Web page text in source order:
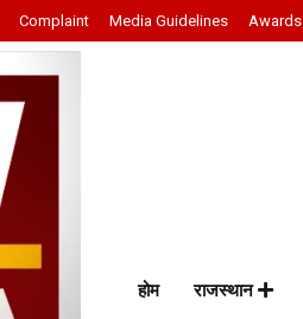
Complaint Media Guidelines Awards
होम राजस्थान